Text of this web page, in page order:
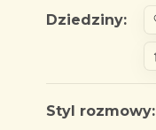
Dziedziny:
Styl rozmowy: